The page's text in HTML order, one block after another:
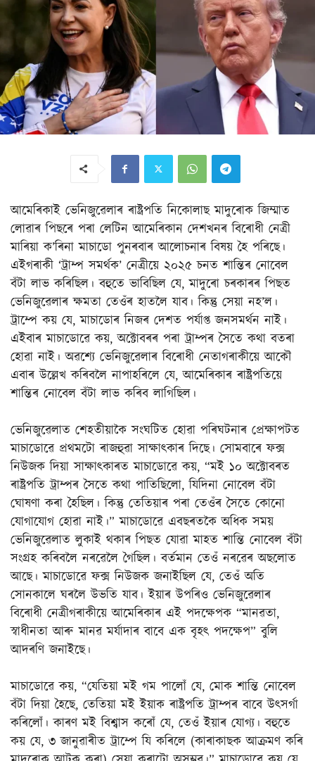
আমেৰিকাই ভেনিজুৱেলাৰ ৰাষ্ট্ৰপতি নিকোলাছ মাদুৰোক জিম্মাত
লোৱাৰ পিছৰে পৰা লেটিন আমেৰিকান দেশখনৰ বিৰোধী নেত্ৰী
মাৰিয়া ক’ৰিনা মাচাডো পুনৰবাৰ আলোচনাৰ বিষয় হৈ পৰিছে।
এইগৰাকী ‘ট্ৰাম্প সমৰ্থক’ নেত্ৰীয়ে ২০২৫ চনত শান্তিৰ নোবেল
বঁটা লাভ কৰিছিল। বহুতে ভাবিছিল যে, মাদুৰো চৰকাৰৰ পিছত
ভেনিজুৱেলাৰ ক্ষমতা তেওঁৰ হাতলৈ যাব। কিন্তু সেয়া নহ’ল।
ট্ৰাম্পে কয় যে, মাচাডোৰ নিজৰ দেশত পৰ্যাপ্ত জনসমৰ্থন নাই।
এইবাৰ মাচাডোৱে কয়, অক্টোবৰৰ পৰা ট্ৰাম্পৰ সৈতে কথা বতৰা
হোৱা নাই। অৱশ্যে ভেনিজুৱেলাৰ বিৰোধী নেতাগৰাকীয়ে আকৌ
এবাৰ উল্লেখ কৰিবলৈ নাপাহৰিলে যে, আমেৰিকাৰ ৰাষ্ট্ৰপতিয়ে
শান্তিৰ নোবেল বঁটা লাভ কৰিব লাগিছিল।
ভেনিজুৱেলাত শেহতীয়াকৈ সংঘটিত হোৱা পৰিঘটনাৰ প্ৰেক্ষাপটত
মাচাডোৱে প্ৰথমটো ৰাজহুৱা সাক্ষাৎকাৰ দিছে। সোমবাৰে ফক্স
নিউজক দিয়া সাক্ষাৎকাৰত মাচাডোৱে কয়, “মই ১০ অক্টোবৰত
ৰাষ্ট্ৰপতি ট্ৰাম্পৰ সৈতে কথা পাতিছিলো, যিদিনা নোবেল বঁটা
ঘোষণা কৰা হৈছিল। কিন্তু তেতিয়াৰ পৰা তেওঁৰ সৈতে কোনো
যোগাযোগ হোৱা নাই।” মাচাডোৱে এবছৰতকৈ অধিক সময়
ভেনিজুৱেলাত লুকাই থকাৰ পিছত যোৱা মাহত শান্তি নোবেল বঁটা
সংগ্ৰহ কৰিবলৈ নৰৱেলৈ গৈছিল। বৰ্তমান তেওঁ নৰৱেৰ অছলোত
আছে। মাচাডোৱে ফক্স নিউজক জনাইছিল যে, তেওঁ অতি
সোনকালে ঘৰলৈ উভতি যাব। ইয়াৰ উপৰিও ভেনিজুৱেলাৰ
বিৰোধী নেত্ৰীগৰাকীয়ে আমেৰিকাৰ এই পদক্ষেপক “মানৱতা,
স্বাধীনতা আৰু মানৱ মৰ্যাদাৰ বাবে এক বৃহৎ পদক্ষেপ” বুলি
আদৰণি জনাইছে।
মাচাডোৱে কয়, “যেতিয়া মই গম পালোঁ যে, মোক শান্তি নোবেল
বঁটা দিয়া হৈছে, তেতিয়া মই ইয়াক ৰাষ্ট্ৰপতি ট্ৰাম্পৰ বাবে উৎসৰ্গা
কৰিলোঁ। কাৰণ মই বিশ্বাস কৰোঁ যে, তেওঁ ইয়াৰ যোগ্য। বহুতে
কয় যে, ৩ জানুৱাৰীত ট্ৰাম্পে যি কৰিলে (কাৰাকাছক আক্ৰমণ কৰি